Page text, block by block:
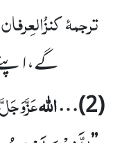
ترجمۂکنزُالعِرفان
گے،
(2)
…اللہ